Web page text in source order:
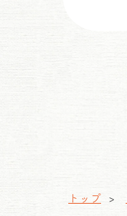
トップ